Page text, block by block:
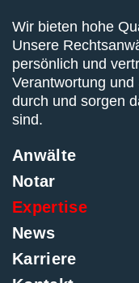
Wir bieten hohe
Unsere
persönlich und
Verantwortung
durch und sorgen
sind.
Anwälte
Notar
Expertise
News
Karriere